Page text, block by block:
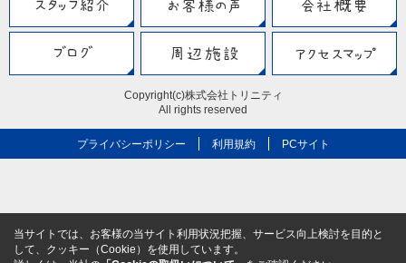
Copyright(c)株式会社トリニティ
All rights reserved
プライバシーポリシー 利用規約 PCサイト
当サイトでは、お客様の当サイト利用状況把握、サービス向上検討を目的と
して、クッキー（Cookie）を使用しています。